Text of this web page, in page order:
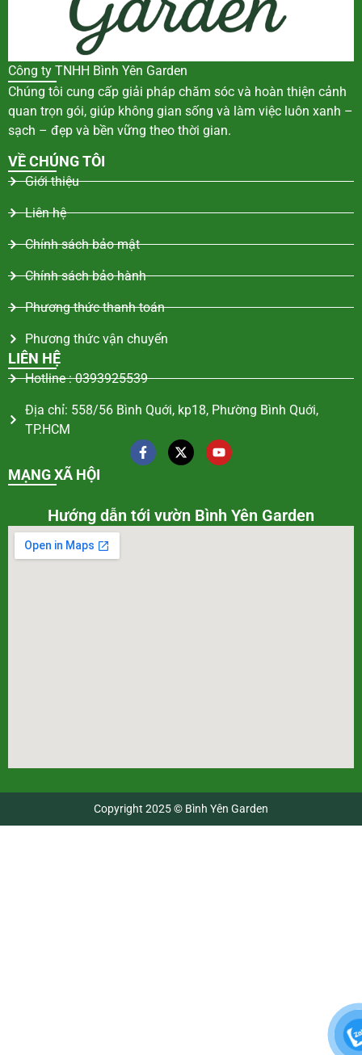
Công ty TNHH Bình Yên Garden
Chúng tôi cung cấp giải pháp chăm sóc và hoàn thiện cảnh
quan trọn gói, giúp không gian sống và làm việc luôn xanh –
sạch – đẹp và bền vững theo thời gian.
VỀ CHÚNG TÔI
Giới thiệu
Liên hệ
Chính sách bảo mật
Chính sách bảo hành
Phương thức thanh toán
Phương thức vận chuyển
LIÊN HỆ
Hotline : 0393925539
Địa chỉ: 558/56 Bình Quới, kp18, Phường Bình Quới,
TP.HCM
MẠNG XÃ HỘI
Hướng dẫn tới vườn Bình Yên Garden
Copyright 2025 © Bình Yên Garden